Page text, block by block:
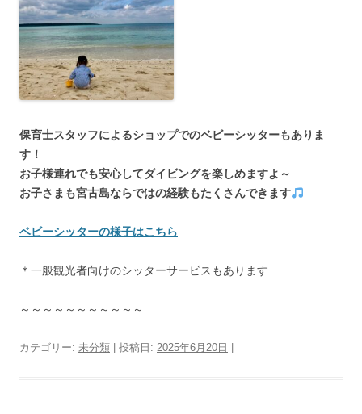
保育士スタッフによるショップでのベビーシッターもありま
す！
お子様連れでも安心してダイビングを楽しめますよ～
お子さまも宮古島ならではの経験もたくさんできます
ベビーシッターの様子はこちら
＊一般観光者向けのシッターサービスもあります
～～～～～～～～～～～
カテゴリー: 未分類 | 投稿日: 2025年6月20日